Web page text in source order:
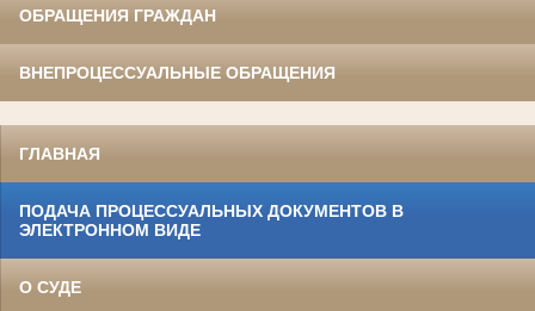
ОБРАЩЕНИЯ ГРАЖДАН
ВНЕПРОЦЕССУАЛЬНЫЕ ОБРАЩЕНИЯ
ГЛАВНАЯ
ПОДАЧА ПРОЦЕССУАЛЬНЫХ ДОКУМЕНТОВ В
ЭЛЕКТРОННОМ ВИДЕ
О СУДЕ